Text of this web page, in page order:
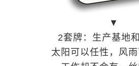
▼
2套牌：生产基地
太阳可以任性，风